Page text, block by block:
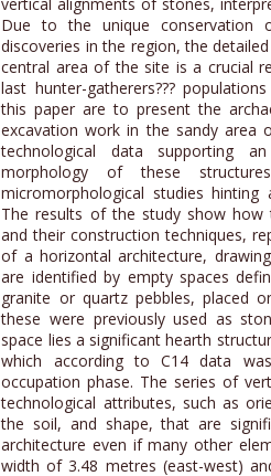
Due to the unique conservation
discoveries in the region, the
central area of the site is a crucial
last hunter-gatherers???
this paper are to present the
excavation work in the sandy area
technological data supporting
morphology of these
micromorphological studies
The results of the study show how
and their construction techniques,
of a horizontal architecture,
are identified by empty spaces
granite or quartz pebbles, placed
these were previously used as
space lies a significant hearth
which according to C14 data
occupation phase. The series of
technological attributes, such as
the soil, and shape, that are
architecture even if many other
width of 3.48 metres (east-west)